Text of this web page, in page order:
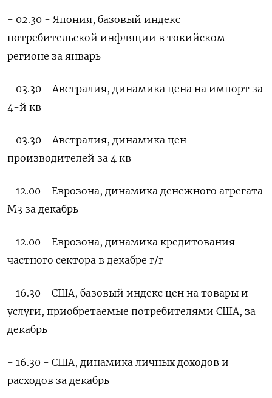
- 02.30 - Япония, базовый индекс
потребительской инфляции в токийском
регионе за январь
- 03.30 - Австралия, динамика цена на импорт за
4-й кв
- 03.30 - Австралия, динамика цен
производителей за 4 кв
- 12.00 - Еврозона, динамика денежного агрегата
М3 за декабрь
- 12.00 - Еврозона, динамика кредитования
частного сектора в декабре г/г
- 16.30 - США, базовый индекс цен на товары и
услуги, приобретаемые потребителями США, за
декабрь
- 16.30 - США, динамика личных доходов и
расходов за декабрь